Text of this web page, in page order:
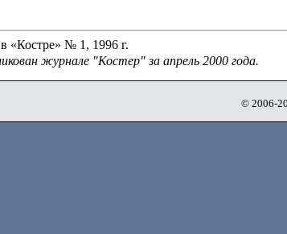
«Костре» № 1, 1996 г.
журнале "Костер" за апрель 2000 года.
© 2006-